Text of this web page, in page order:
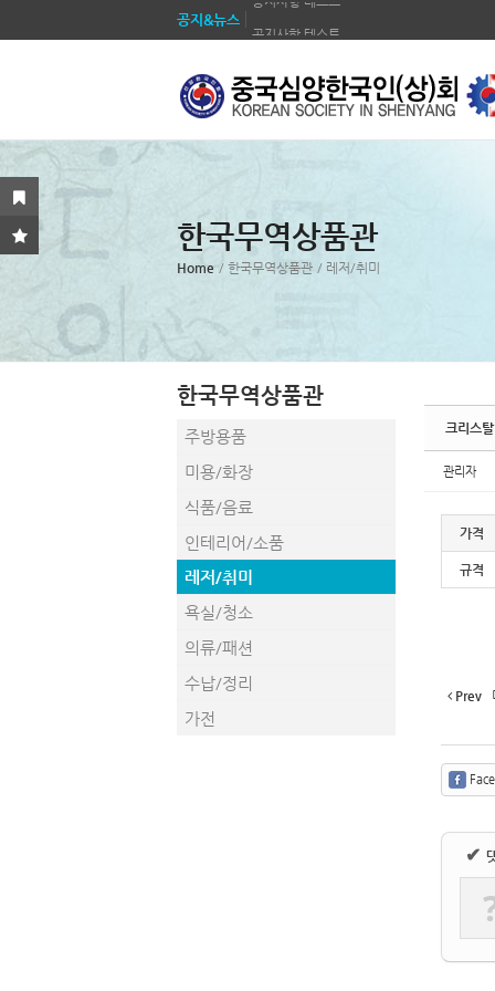
공지&뉴스
공지사항 테스트
공지사항 테스트
공지사항 테스트
한국무역상품관
Home / 한국무역상품관 / 레저/취미
한국무역상품관
주방용품
미용/화장
식품/음료
인테리어/소품
레저/취미
욕실/청소
의류/패션
수납/정리
가전
크리스
관리자
가격
규격
Prev
✔
Sketchbook5, 스케치북5
Sketchbook5, 스케치북5
Sketchbook5, 스케치북5
Sketchbook5, 스케치북5